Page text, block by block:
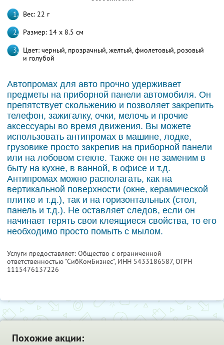
Вес: 22 г
Размер: 14 x 8.5 см
Цвет: черный, прозрачный, желтый, фиолетовый, розовый
и голубой
Автопромах для авто прочно удерживает
предметы на приборной панели автомобиля. Он
препятствует скольжению и позволяет закрепить
телефон, зажигалку, очки, мелочь и прочие
аксессуары во время движения. Вы можете
использовать антипромах в машине, лодке,
грузовике просто закрепив на приборной панели
или на лобовом стекле. Также он не заменим в
быту на кухне, в ванной, в офисе и т.д.
Антипромах можно располагать, как на
вертикальной поверхности (окне, керамической
плитке и т.д.), так и на горизонтальных (стол,
панель и т.д.). Не оставляет следов, если он
начинает терять свои клеящиеся свойства, то его
необходимо просто помыть с мылом.
Услуги предоставляет: Общество с ограниченной
ответственностью "СибКомБизнес", ИНН 5433186587, ОГРН
1115476137226
Похожие акции: